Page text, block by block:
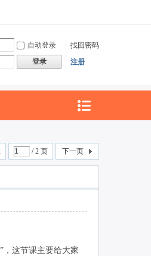
自动登录
找回密码
登录 注册
/ 2 页 下一页
这节课主要给大家